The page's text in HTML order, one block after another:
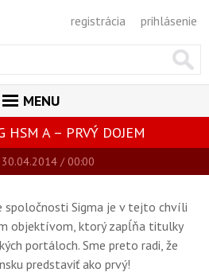
registrácia prihlásenie
MENU
ÚVOD
MAGAZÍN
RECENZIE
NOVINKY
A – PRVÝ DOJEM
/ 00:00
spoločnosti Sigma je v tejto chvíli
objektívom, ktorý zapĺňa titulky
portáloch. Sme preto radi, že
predstaviť ako prvý!